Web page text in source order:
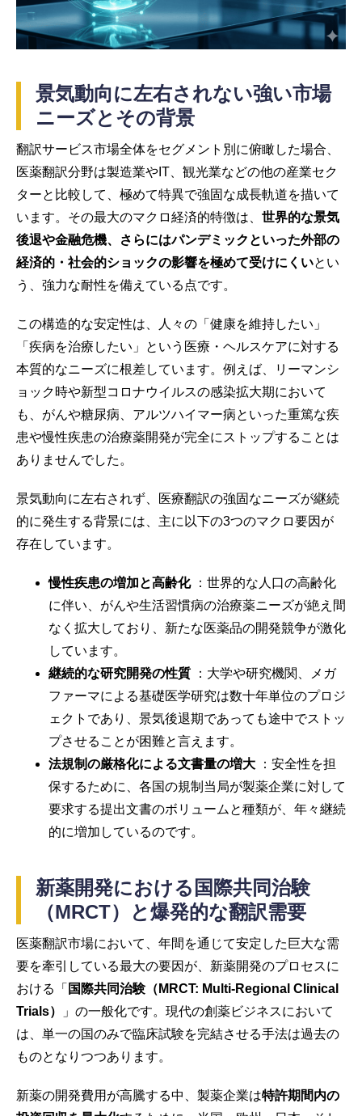
景気動向に左右されない強い市場
ニーズとその背景
翻訳サービス市場全体をセグメント別に俯瞰した場合、
医薬翻訳分野は製造業やIT、観光業などの他の産業セク
ターと比較して、極めて特異で強固な成長軌道を描いて
います。その最大のマクロ経済的特徴は、 世界的な景気
後退や金融危機、さらにはパンデミックといった外部の
経済的・社会的ショックの影響を極めて受けにくいとい
う、強力な耐性を備えている点です。
この構造的な安定性は、人々の「健康を維持したい」
「疾病を治療したい」という医療・ヘルスケアに対する
本質的なニーズに根差しています。例えば、リーマンシ
ョック時や新型コロナウイルスの感染拡大期において
も、がんや糖尿病、アルツハイマー病といった重篤な疾
患や慢性疾患の治療薬開発が完全にストップすることは
ありませんでした。
景気動向に左右されず、医療翻訳の強固なニーズが継続
的に発生する背景には、主に以下の3つのマクロ要因が
存在しています。
慢性疾患の増加と高齢化：世界的な人口の高齢化
に伴い、がんや生活習慣病の治療薬ニーズが絶え間
なく拡大しており、新たな医薬品の開発競争が激化
しています。
継続的な研究開発の性質 ：大学や研究機関、メガ
ファーマによる基礎医学研究は数十年単位のプロジ
ェクトであり、景気後退期であっても途中でストッ
プさせることが困難と言えます。
法規制の厳格化による文書量の増大 ：安全性を担
保するために、各国の規制当局が製薬企業に対して
要求する提出文書のボリュームと種類が、年々継続
的に増加しているのです。
新薬開発における国際共同治験
（MRCT）と爆発的な翻訳需要
医薬翻訳市場において、年間を通じて安定した巨大な需
要を牽引している最大の要因が、新薬開発のプロセスに
おける「 国際共同治験（MRCT: Multi-Regional Clinical
Trials）
」の一般化です。現代の創薬ビジネスにおいて
は、単一の国のみで臨床試験を完結させる手法は過去の
ものとなりつつあります。
新薬の開発費用が高騰する中、製薬企業は特許期間内の